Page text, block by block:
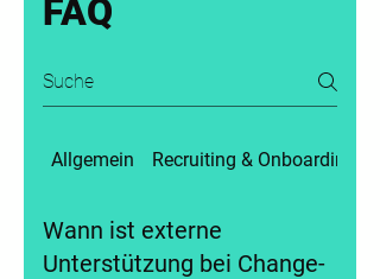
FAQ
Allgemein Recruiting & Onboarding
Wann ist externe
Unterstützung bei Change-